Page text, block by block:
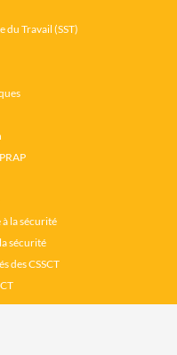
du Travail (SST)
la sécurité
sécurité
des CSSCT